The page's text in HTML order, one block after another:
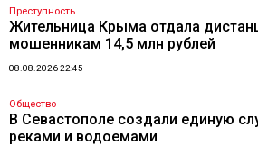
Преступность
Жительница Крыма отдала
мошенникам 14,5 млн рублей
08.08.2026 22:45
Общество
В Севастополе создали единую
реками и водоемами